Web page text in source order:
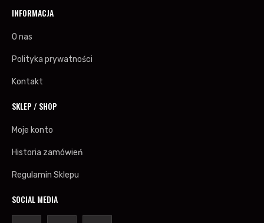
INFORMACJA
O nas
Polityka prywatności
Kontakt
SKLEP / SHOP
Moje konto
Historia zamówień
Regulamin Sklepu
SOCIAL MEDIA